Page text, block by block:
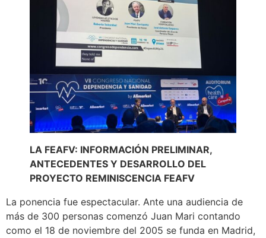
LA FEAFV: INFORMACIÓN PRELIMINAR,
ANTECEDENTES Y DESARROLLO DEL
PROYECTO REMINISCENCIA FEAFV
La ponencia fue espectacular. Ante una audiencia de
más de 300 personas comenzó Juan Mari contando
como el 18 de noviembre del 2005 se funda en Madrid,